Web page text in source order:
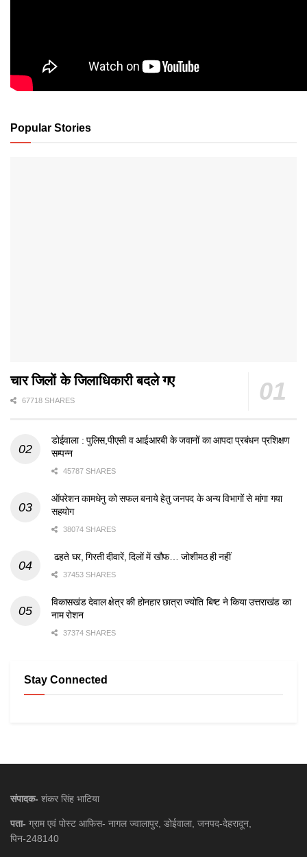
Popular Stories
चार जिलों के जिलाधिकारी बदले गए
67718 SHARES
डोईवाला : पुलिस,पीएसी व आईआरबी के जवानों का आपदा प्रबंधन प्रशिक्षण
सम्पन्न
45787 SHARES
ऑपरेशन कामधेनु को सफल बनाये हेतु जनपद के अन्य विभागों से मांगा गया
सहयोग
38074 SHARES
ढहते घर, गिरती दीवारें, दिलों में खौफ… जोशीमठ ही नहीं
37453 SHARES
विकासखंड देवाल क्षेत्र की होनहार छात्रा ज्योति बिष्ट ने किया उत्तराखंड का
नाम रोशन
37374 SHARES
Stay Connected
संपादक- शंकर सिंह भाटिया
पता- ग्राम एवं पोस्ट आफिस- नागल ज्वालापुर, डोईवाला, जनपद-देहरादून,
पिन-248140